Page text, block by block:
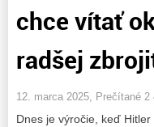
chce vítať
radšej
12. marca 2025, Prečítané 2
Dnes je výročie, keď